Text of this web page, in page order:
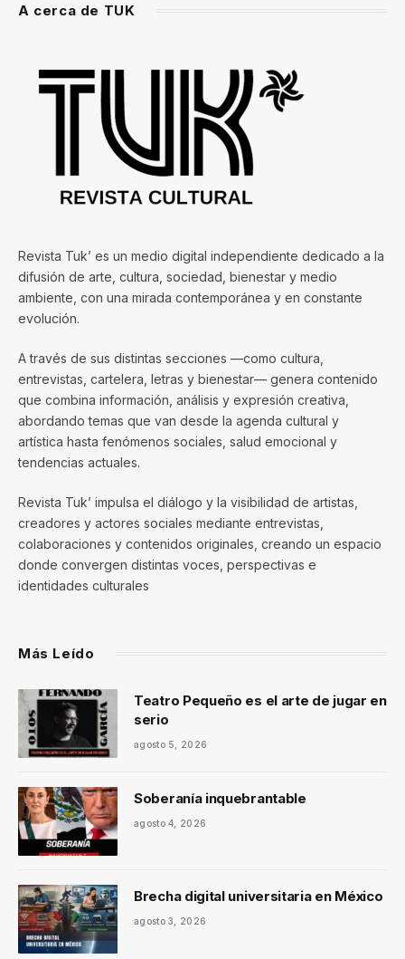
A cerca de TUK
Revista Tuk’ es un medio digital independiente dedicado a la
difusión de arte, cultura, sociedad, bienestar y medio
ambiente, con una mirada contemporánea y en constante
evolución.
A través de sus distintas secciones —como cultura,
entrevistas, cartelera, letras y bienestar— genera contenido
que combina información, análisis y expresión creativa,
abordando temas que van desde la agenda cultural y
artística hasta fenómenos sociales, salud emocional y
tendencias actuales.
Revista Tuk’ impulsa el diálogo y la visibilidad de artistas,
creadores y actores sociales mediante entrevistas,
colaboraciones y contenidos originales, creando un espacio
donde convergen distintas voces, perspectivas e
identidades culturales
Más Leído
Teatro Pequeño es el arte de jugar en
serio
agosto 5, 2026
Soberanía inquebrantable
agosto 4, 2026
Brecha digital universitaria en México
agosto 3, 2026